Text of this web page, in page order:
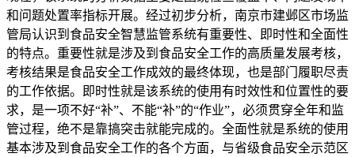
和问题处置率指标开展。经过初步分析，南京市建邺区市场监
管局认识到食品安全智慧监管系统有重要性、即时性和全面性
的特点。重要性就是涉及到食品安全工作的高质量发展考核，
考核结果是食品安全工作成效的最终体现，也是部门履职尽责
的工作依据。即时性就是该系统的使用有时效性和位置性的要
求，是一项不好“补”、不能“补”的“作业”，必须贯穿全年和监
管过程，绝不是靠搞突击就能完成的。全面性就是系统的使用
基本涉及到食品安全工作的各个方面，与省级食品安全示范区